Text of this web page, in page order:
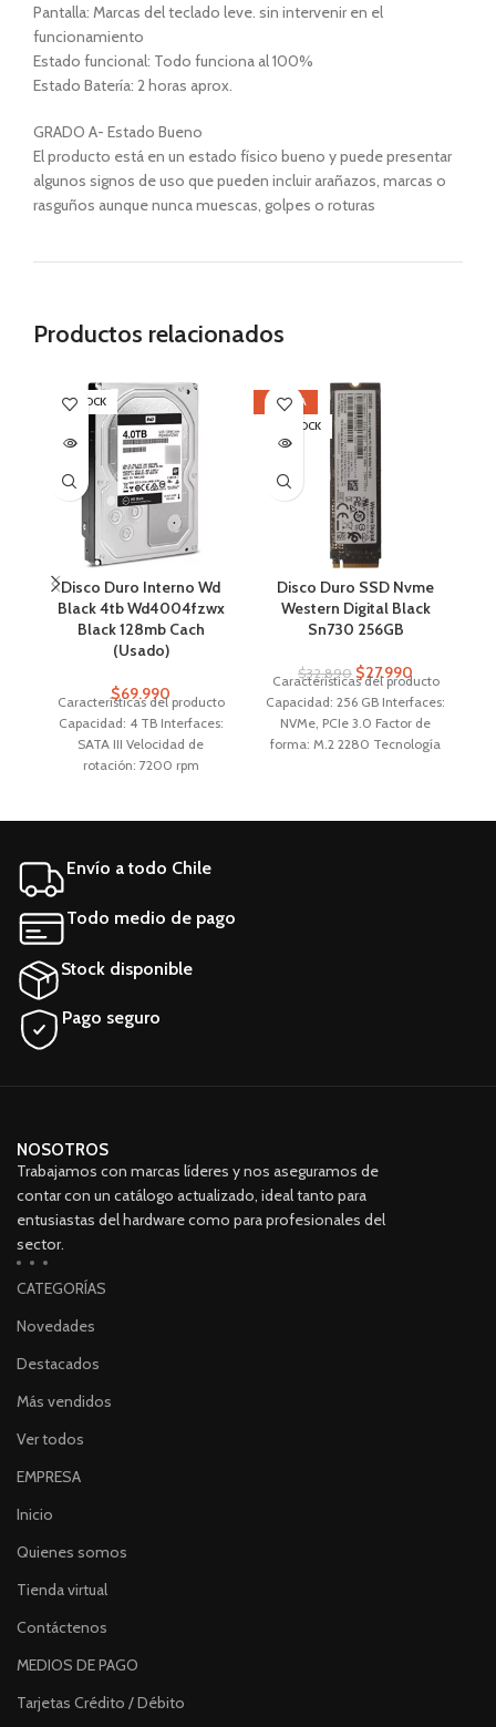
Pantalla: Marcas del teclado leve. sin intervenir en el
funcionamiento
Estado funcional: Todo funciona al 100%
Estado Batería: 2 horas aprox.
GRADO A- Estado Bueno
El producto está en un estado físico bueno y puede presentar
algunos signos de uso que pueden incluir arañazos, marcas o
rasguños aunque nunca muescas, golpes o roturas
Productos relacionados
SIN STOCK
Disco Duro Interno Wd
Black 4tb Wd4004fzwx
Black 128mb Cach
(Usado)
$69.990
Características del producto
Capacidad: 4 TB Interfaces:
SATA III Velocidad de
rotación: 7200 rpm
generales Marca Western
Modelo WD4004FZWX
OFERTA
SIN STOCK
Disco Duro SSD Nvme
Western Digital Black
Sn730 256GB
$32.890 $27.990
Características del producto
Capacidad: 256 GB Interfaces:
NVMe, PCIe 3.0 Factor de
forma: M.2 2280 Tecnología
Envío a todo Chile
Todo medio de pago
Stock disponible
Pago seguro
NOSOTROS
Trabajamos con marcas líderes y nos aseguramos de
contar con un catálogo actualizado, ideal tanto para
entusiastas del hardware como para profesionales del
sector.
CATEGORÍAS
Novedades
Destacados
Más vendidos
Ver todos
EMPRESA
Inicio
Quienes somos
Tienda virtual
Contáctenos
MEDIOS DE PAGO
Tarjetas Crédito / Débito